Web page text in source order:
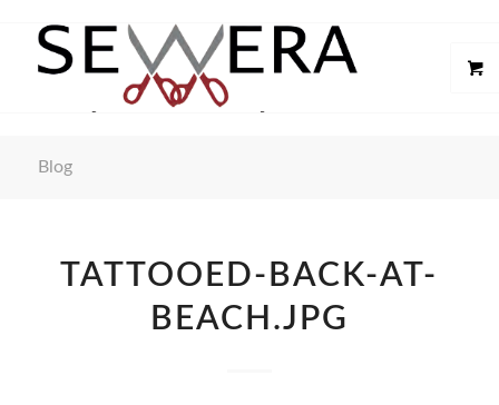
Blog
TATTOOED-BACK-AT-
BEACH.JPG